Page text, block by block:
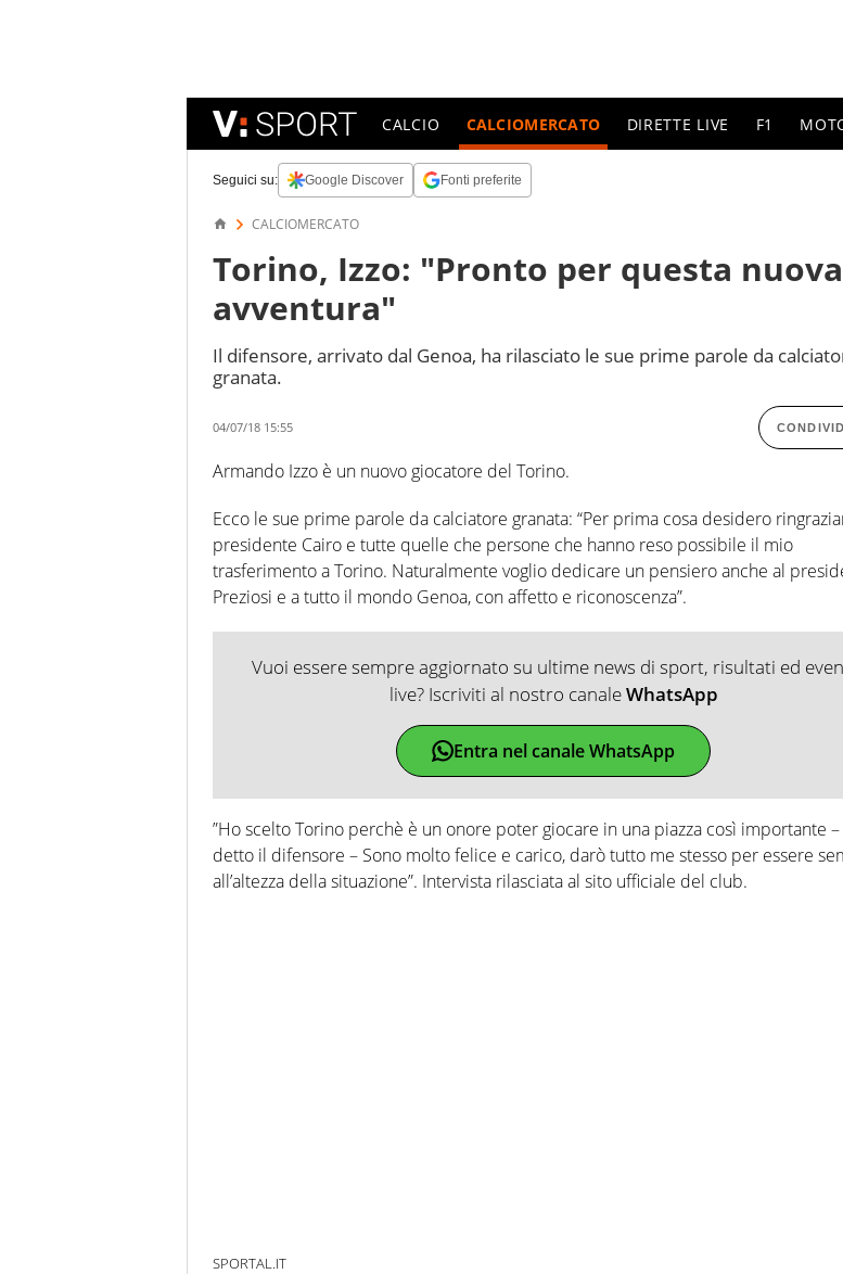
CALCIO CALCIOMERCATO DIRETTE LIVE F1
Seguici su: Google Discover Fonti preferite
CALCIOMERCATO
Torino, Izzo: "Pronto per questa nuova
avventura"
Il difensore, arrivato dal Genoa, ha rilasciato le sue prime parole da
granata.
04/07/18 15:55
Armando Izzo è un nuovo giocatore del Torino.
Ecco le sue prime parole da calciatore granata: “Per prima cosa desidero
presidente Cairo e tutte quelle che persone che hanno reso possibile il mio
trasferimento a Torino. Naturalmente voglio dedicare un pensiero anche al
Preziosi e a tutto il mondo Genoa, con affetto e riconoscenza”.
Vuoi essere sempre aggiornato su ultime news di sport, risultati ed
live? Iscriviti al nostro canaleWhatsApp
Entra nel canale WhatsApp
”Ho scelto Torino perchè è un onore poter giocare in una piazza così importante –
detto il difensore – Sono molto felice e carico, darò tutto me stesso per essere
all’altezza della situazione”. Intervista rilasciata al sito ufficiale del club.
SPORTAL.IT